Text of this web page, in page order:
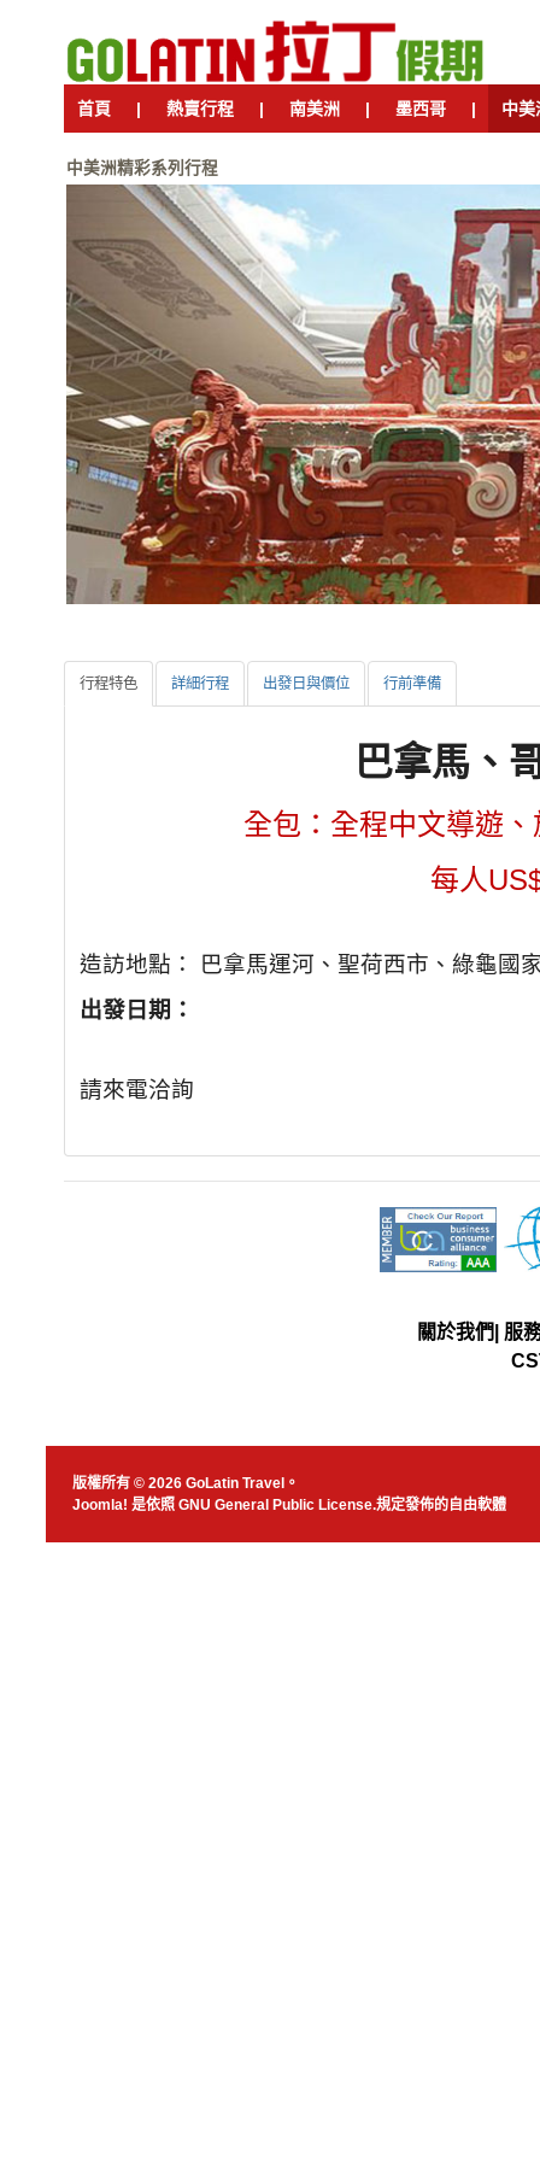
首頁 | 熱賣行程 | 南美洲 | 墨西哥 | 中美
中美洲精彩系列行程
行程特色 詳細行程 出發日與價位 行前準備
巴拿馬、
全包：全程中文導遊
每人
造訪地點： 巴拿馬運河、聖荷西市、綠龜國
出發日期：
請來電洽詢
關於我們
服
版權所有 © 2026 GoLatin Travel。
Joomla! 是依照 GNU General Public License.規定發佈的自由軟體